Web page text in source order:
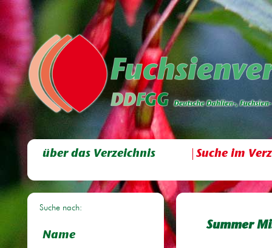
über das Verzeichnis Suche im
Suche nach:
Name
Summer